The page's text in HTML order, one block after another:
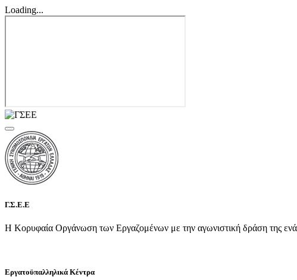
Loading...
Γ.Σ.Ε.Ε
Η Κορυφαία Οργάνωση των Εργαζομένων με την αγωνιστική δράση της
Εργατοϋπαλληλικά Κέντρα